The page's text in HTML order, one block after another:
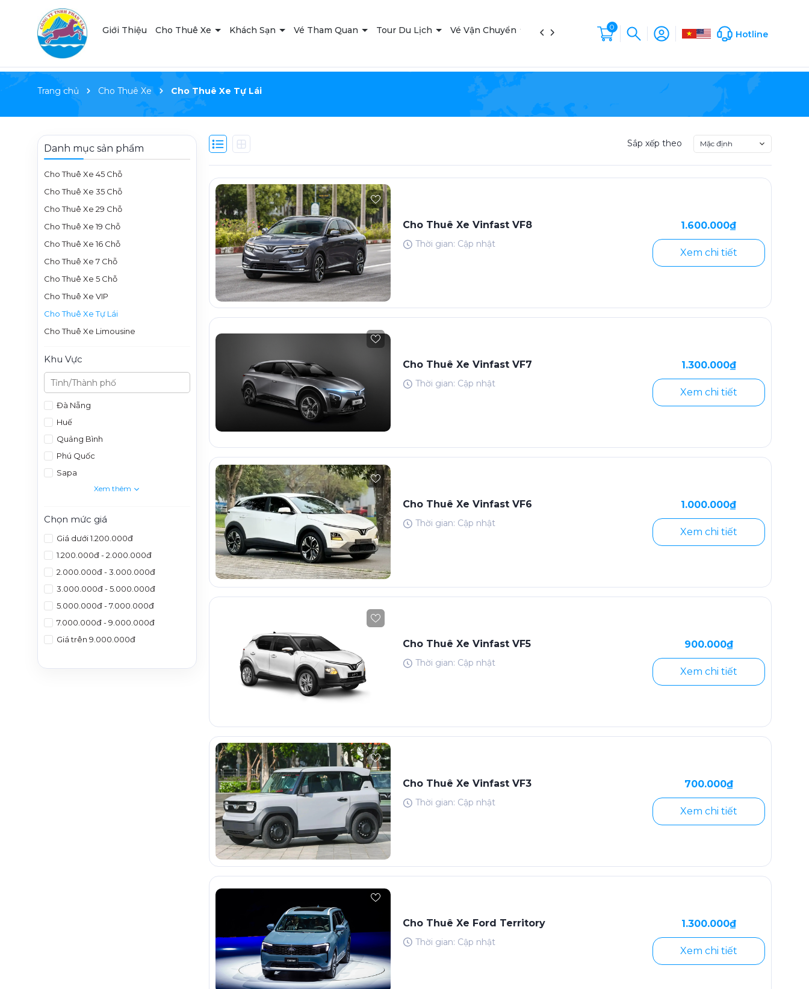
Giới Thiệu Cho Thuê Xe Khách Sạn Vé Tham Quan Tour Du Lịch Vé Vận Chuyển Tin tức Liên hệ Hộp Sản Phẩm Company Profile
0
Hotline
Trang chủ Cho Thuê Xe Cho Thuê Xe Tự Lái
Danh mục sản phẩm
Cho Thuê Xe 45 Chỗ
Cho Thuê Xe 35 Chỗ
Cho Thuê Xe 29 Chỗ
Cho Thuê Xe 19 Chỗ
Cho Thuê Xe 16 Chỗ
Cho Thuê Xe 7 Chỗ
Cho Thuê Xe 5 Chỗ
Cho Thuê Xe VIP
Cho Thuê Xe Tự Lái
Cho Thuê Xe Limousine
Khu Vực
Đà Nẵng
Huế
Quảng Bình
Phú Quốc
Sapa
Xem thêm
Chọn mức giá
Giá dưới 1.200.000đ
1.200.000đ - 2.000.000đ
2.000.000đ - 3.000.000đ
3.000.000đ - 5.000.000đ
5.000.000đ - 7.000.000đ
7.000.000đ - 9.000.000đ
Giá trên 9.000.000đ
Sắp xếp theo Mặc định
Cho Thuê Xe Vinfast VF8
Thời gian: Cập nhật
1.600.000₫
Xem chi tiết
Cho Thuê Xe Vinfast VF7
Thời gian: Cập nhật
1.300.000₫
Xem chi tiết
Cho Thuê Xe Vinfast VF6
Thời gian: Cập nhật
1.000.000₫
Xem chi tiết
Cho Thuê Xe Vinfast VF5
Thời gian: Cập nhật
900.000₫
Xem chi tiết
Cho Thuê Xe Vinfast VF3
Thời gian: Cập nhật
700.000₫
Xem chi tiết
Cho Thuê Xe Ford Territory
Thời gian: Cập nhật
1.300.000₫
Xem chi tiết